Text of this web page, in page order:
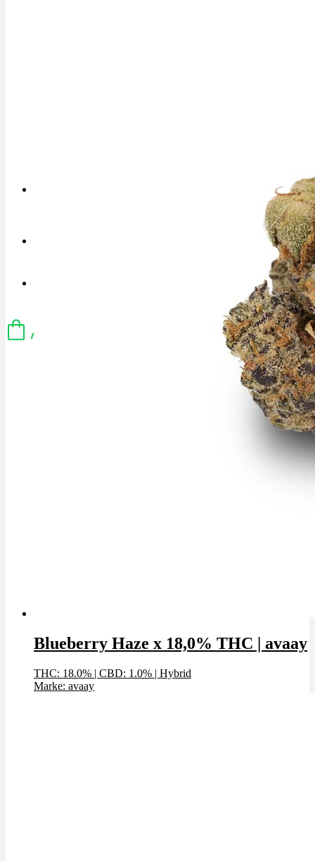
Blueberry Haze x 18,0% THC | avaay
THC: 18.0% | CBD: 1.0% | Hybrid
Marke: avaay